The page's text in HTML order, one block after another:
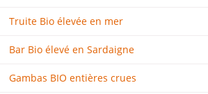
Truite Bio élevée en mer
Bar Bio élevé en Sardaigne
Gambas BIO entières crues